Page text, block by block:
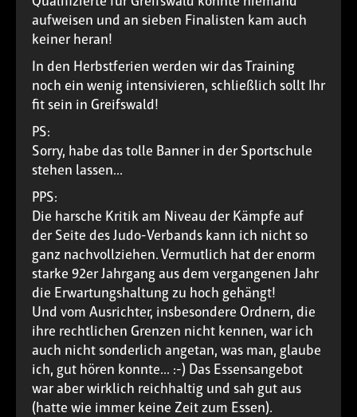
aufweisen und an sieben Finalisten kam auch
keiner heran!
In den Herbstferien werden wir das Training
noch ein wenig intensivieren, schließlich sollt Ihr
fit sein in Greifswald!
PS:
Sorry, habe das tolle Banner in der Sportschule
stehen lassen...
PPS:
Die harsche Kritik am Niveau der Kämpfe auf
der Seite des Judo-Verbands kann ich nicht so
ganz nachvollziehen. Vermutlich hat der enorm
starke 92er Jahrgang aus dem vergangenen Jahr
die Erwartungshaltung zu hoch gehängt!
Und vom Ausrichter, insbesondere Ordnern, die
ihre rechtlichen Grenzen nicht kennen, war ich
auch nicht sonderlich angetan, was man, glaube
ich, gut hören konnte... :-) Das Essensangebot
war aber wirklich reichhaltig und sah gut aus
(hatte wie immer keine Zeit zum Essen).